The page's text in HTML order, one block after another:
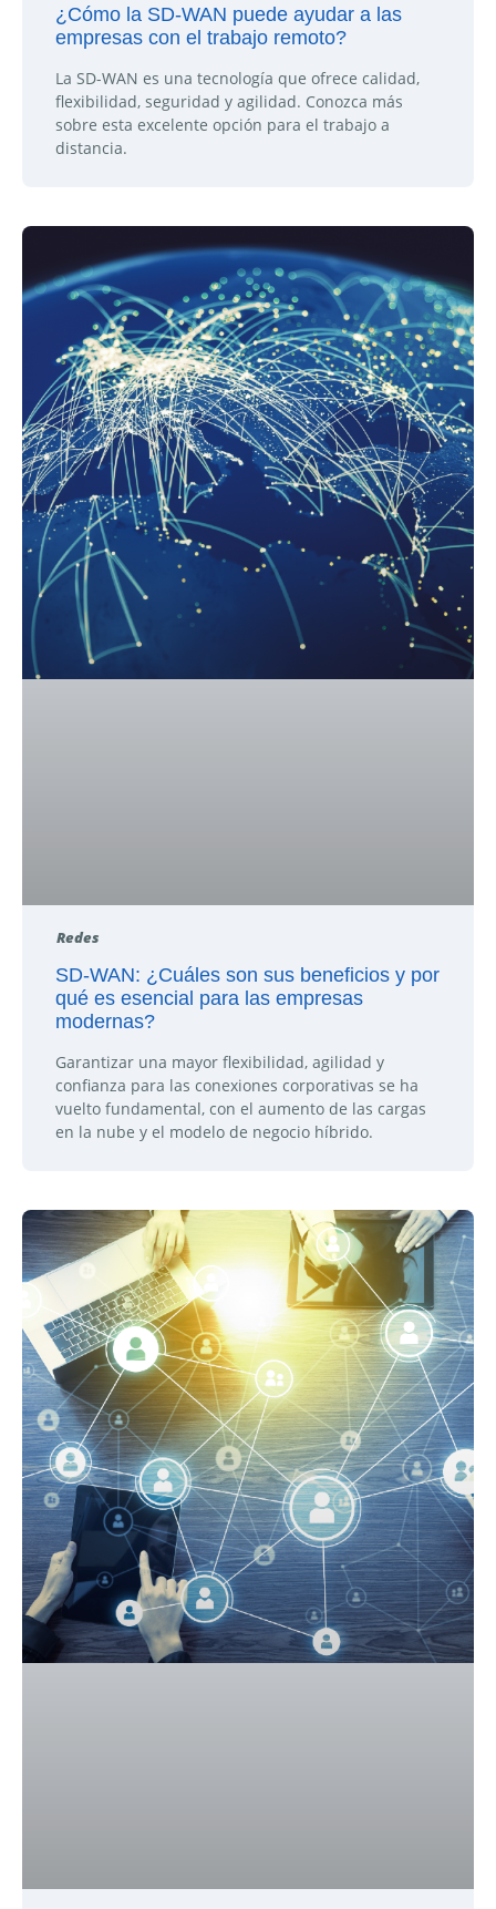
¿Cómo la SD-WAN puede ayudar a las
empresas con el trabajo remoto?
La SD-WAN es una tecnología que ofrece calidad,
flexibilidad, seguridad y agilidad. Conozca más
sobre esta excelente opción para el trabajo a
distancia.
Redes
SD-WAN: ¿Cuáles son sus beneficios y por
qué es esencial para las empresas
modernas?
Garantizar una mayor flexibilidad, agilidad y
confianza para las conexiones corporativas se ha
vuelto fundamental, con el aumento de las cargas
en la nube y el modelo de negocio híbrido.